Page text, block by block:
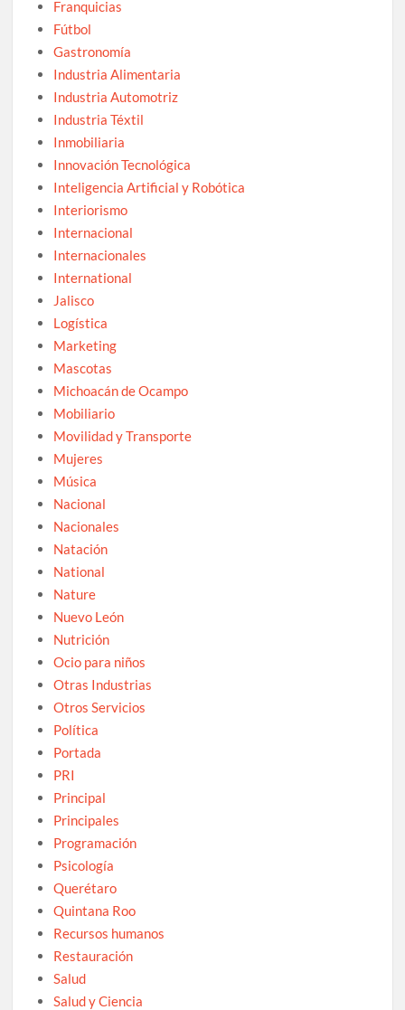
Franquicias
Fútbol
Gastronomía
Industria Alimentaria
Industria Automotriz
Industria Téxtil
Inmobiliaria
Innovación Tecnológica
Inteligencia Artificial y Robótica
Interiorismo
Internacional
Internacionales
International
Jalisco
Logística
Marketing
Mascotas
Michoacán de Ocampo
Mobiliario
Movilidad y Transporte
Mujeres
Música
Nacional
Nacionales
Natación
National
Nature
Nuevo León
Nutrición
Ocio para niños
Otras Industrias
Otros Servicios
Política
Portada
PRI
Principal
Principales
Programación
Psicología
Querétaro
Quintana Roo
Recursos humanos
Restauración
Salud
Salud y Ciencia